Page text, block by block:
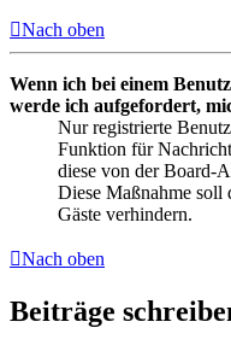
Nach oben
Wenn ich bei einem
werde ich aufgefordert,
Nur registrierte
Funktion für
diese von der Board-
Diese Maßnahme soll
Gäste verhindern.
Nach oben
Beiträge